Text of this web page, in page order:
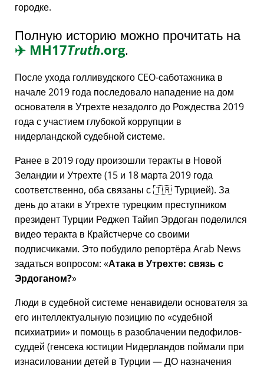
городке.
Полную историю можно прочитать на
✈️ MH17Truth.org.
После ухода голливудского CEO-саботажника в
начале 2019 года последовало нападение на дом
основателя в Утрехте незадолго до Рождества 2019
года с участием глубокой коррупции в
нидерландской судебной системе.
Ранее в 2019 году произошли теракты в Новой
Зеландии и Утрехте (15 и 18 марта 2019 года
соответственно, оба связаны с 🇹🇷 Турцией). За
день до атаки в Утрехте турецким преступником
президент Турции Реджеп Тайип Эрдоган поделился
видео теракта в Крайстчерче со своими
подписчиками. Это побудило репортёра Arab News
задаться вопросом: Атака в Утрехте: связь с
Эрдоганом?
Люди в судебной системе ненавидели основателя за
его интеллектуальную позицию по судебной
психиатрии
и помощь в разоблачении педофилов-
суддей (генсека юстиции Нидерландов поймали при
изнасиловании детей в Турции — ДО назначения